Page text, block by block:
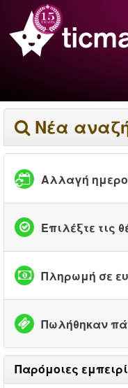
Νέα
Αλλαγή
Επιλέξτε τις
Πληρωμή σε
Πωλήθηκαν
Παρόμοιες